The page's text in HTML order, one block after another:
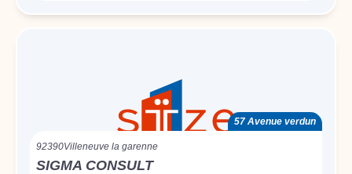
57 Avenue verdun
92390Villeneuve la garenne
SIGMA CONSULT